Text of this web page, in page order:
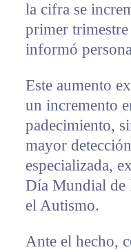
la cifra se
primer
informó
Este aumento
un incremento
padecimiento,
mayor
especializada,
Día Mundial de
el Autismo.
Ante el hecho,